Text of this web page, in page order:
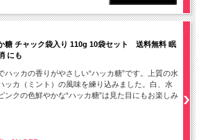
糖 チャック袋入り 110g 10袋セット 送料無料 眠
にも
ハッカの香りがやさしい“ハッカ糖”です。上質の水
ッカ（ミント）の風味を練り込みました。白、水
ンクの色鮮やかな“ハッカ糖”は見た目にもお楽しみ